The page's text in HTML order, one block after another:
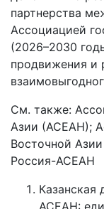
партнерства
Ассоциацией
(2026–2030
продвижения и
См. также:
Азии (АСЕАН);
Восточной
Россия-АСЕАН
Казанская
АСЕАН: